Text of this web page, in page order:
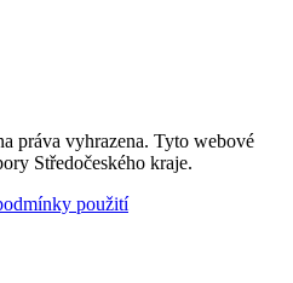
práva vyhrazena. Tyto webové
Středočeského kraje.
použití